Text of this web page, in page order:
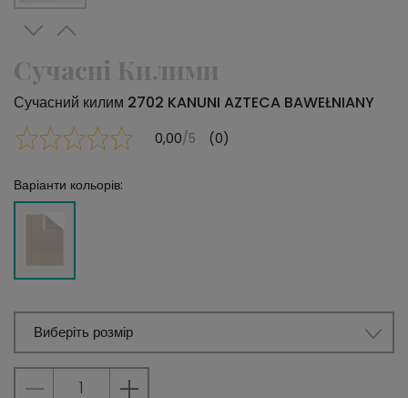
Сучасні Килими
Сучасний килим 2702 KANUNI AZTECA BAWEŁNIANY
0,00/5 (0)
Варіанти кольорів:
Виберіть розмір